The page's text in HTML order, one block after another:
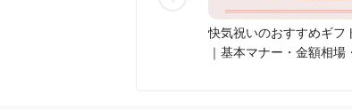
快気祝いのおすすめギフ
｜基本マナー・金額相場